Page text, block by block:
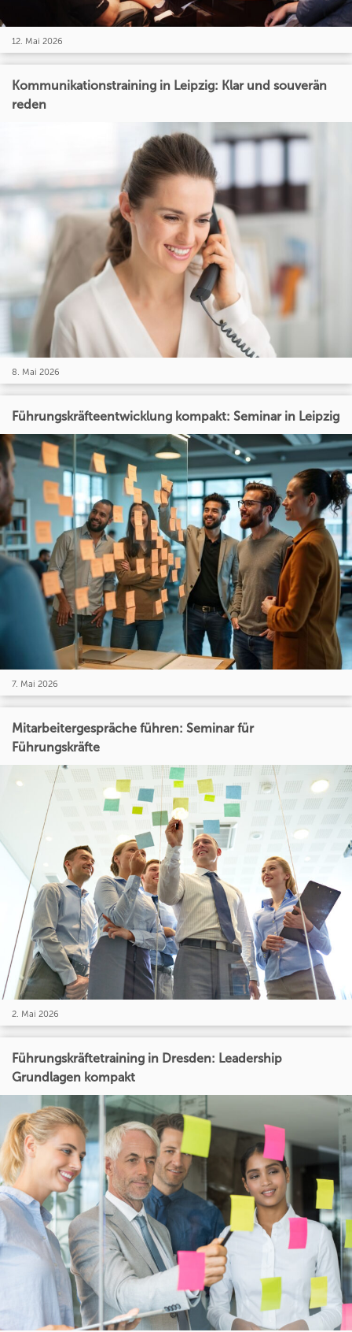
12. Mai 2026
Kommunikationstraining in Leipzig: Klar und souverän
reden
8. Mai 2026
Führungskräfteentwicklung kompakt: Seminar in Leipzig
7. Mai 2026
Mitarbeitergespräche führen: Seminar für
Führungskräfte
2. Mai 2026
Führungskräftetraining in Dresden: Leadership
Grundlagen kompakt